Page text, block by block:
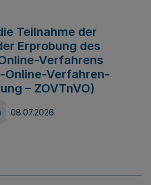
Teilnahme der
Erprobung des
Verfahrens
Verfahren-
– ZOVTnVO)
08.07.2026